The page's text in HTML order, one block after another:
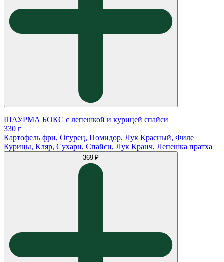
ШАУРМА БОКС с лепешкой и курицей спайси
330 г
Картофель фри, Огурец, Помидор, Лук Красный, Филе
Курицы, Кляр, Сухари, Спайси, Лук Кранч, Лепешка пратха
369 ₽